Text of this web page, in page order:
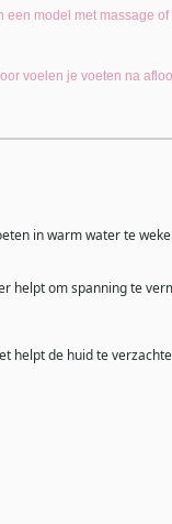
model met massage of
voelen je voeten na
in warm water te
om spanning te
helpt de huid te